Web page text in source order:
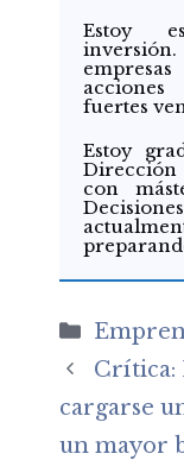
Estoy
fuertes
Estoy
con
Crítica:
cargarse
un mayor